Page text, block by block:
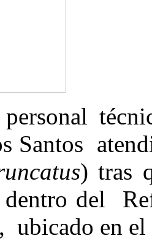
Santos
) tras
dentro del
ubicado en